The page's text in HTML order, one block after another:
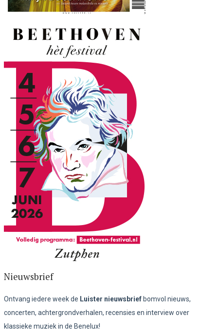
Nieuwsbrief
Ontvang iedere week de Luister nieuwsbrief bomvol nieuws,
concerten, achtergrondverhalen, recensies en interview over
klassieke muziek in de Benelux!